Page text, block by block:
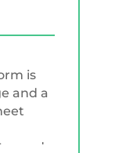
is
and a
and